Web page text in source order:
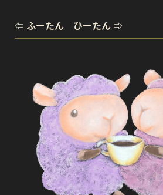
⇦ ふーたん ひーたん ⇨